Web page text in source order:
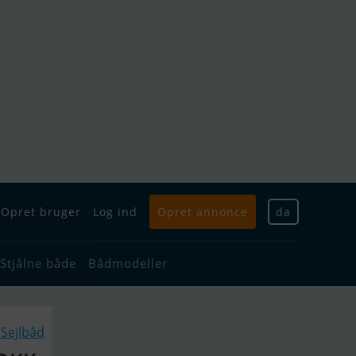
Opret bruger Log ind Opret annonce da
Stjålne både Bådmodeller
Sejlbåd